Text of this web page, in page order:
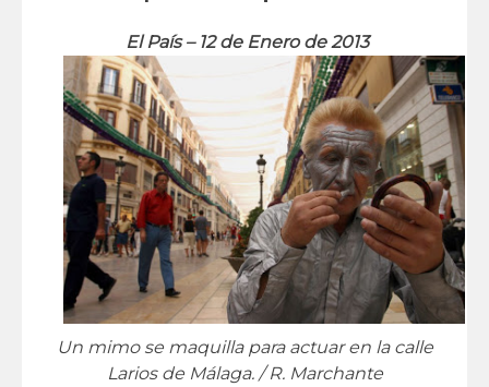
El País – 12 de Enero de 2013
Un mimo se maquilla para actuar en la calle
Larios de Málaga. / R. Marchante